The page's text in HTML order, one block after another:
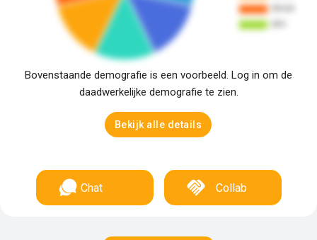
Bovenstaande demografie is een voorbeeld. Log in om de
daadwerkelijke demografie te zien.
Bekijk alle details
Chat Collab